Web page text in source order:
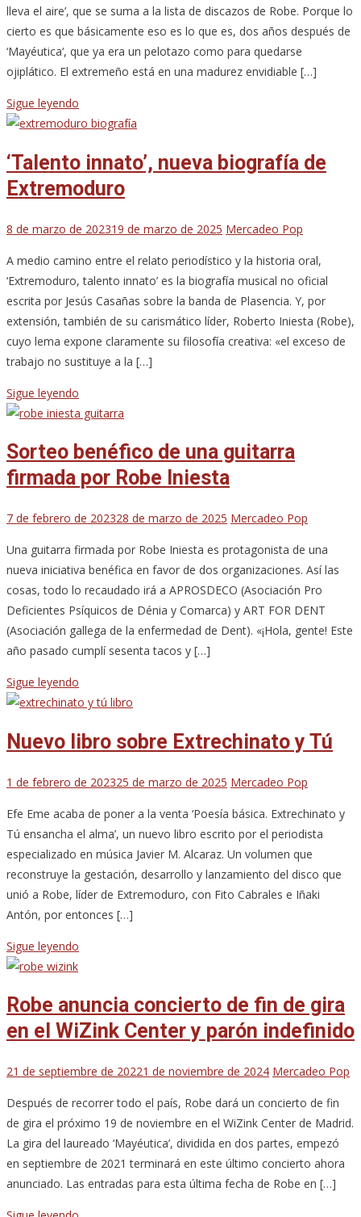
lleva el aire’, que se suma a la lista de discazos de Robe. Porque lo
cierto es que básicamente eso es lo que es, dos años después de
‘Mayéutica‘, que ya era un pelotazo como para quedarse
ojiplático. El extremeño está en una madurez envidiable […]
Sigue leyendo
‘Talento innato’, nueva biografía de
Extremoduro
8 de marzo de 202319 de marzo de 2025 Mercadeo Pop
A medio camino entre el relato periodístico y la historia oral,
‘Extremoduro, talento innato’ es la biografía musical no oficial
escrita por Jesús Casañas sobre la banda de Plasencia. Y, por
extensión, también de su carismático líder, Roberto Iniesta (Robe),
cuyo lema expone claramente su filosofía creativa: «el exceso de
trabajo no sustituye a la […]
Sigue leyendo
Sorteo benéfico de una guitarra
firmada por Robe Iniesta
7 de febrero de 202328 de marzo de 2025 Mercadeo Pop
Una guitarra firmada por Robe Iniesta es protagonista de una
nueva iniciativa benéfica en favor de dos organizaciones. Así las
cosas, todo lo recaudado irá a APROSDECO (Asociación Pro
Deficientes Psíquicos de Dénia y Comarca) y ART FOR DENT
(Asociación gallega de la enfermedad de Dent). «¡Hola, gente! Este
año pasado cumplí sesenta tacos y […]
Sigue leyendo
Nuevo libro sobre Extrechinato y Tú
1 de febrero de 202325 de marzo de 2025 Mercadeo Pop
Efe Eme acaba de poner a la venta ‘Poesía básica. Extrechinato y
Tú ensancha el alma’, un nuevo libro escrito por el periodista
especializado en música Javier M. Alcaraz. Un volumen que
reconstruye la gestación, desarrollo y lanzamiento del disco que
unió a Robe, líder de Extremoduro, con Fito Cabrales e Iñaki
Antón, por entonces […]
Sigue leyendo
Robe anuncia concierto de fin de gira
en el WiZink Center y parón indefinido
21 de septiembre de 20221 de noviembre de 2024 Mercadeo Pop
Después de recorrer todo el país, Robe dará un concierto de fin
de gira el próximo 19 de noviembre en el WiZink Center de Madrid.
La gira del laureado ‘Mayéutica’, dividida en dos partes, empezó
en septiembre de 2021 terminará en este último concierto ahora
anunciado. Las entradas para esta última fecha de Robe en […]